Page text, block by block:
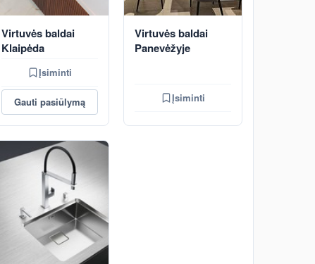
Virtuvės baldai
Klaipėda
Įsiminti
Gauti pasiūlymą
Virtuvės baldai
Panevėžyje
Įsiminti